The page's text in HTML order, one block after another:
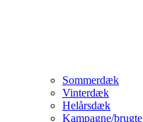
Sommerdæk
Vinterdæk
Helårsdæk
Kampagne/brugte